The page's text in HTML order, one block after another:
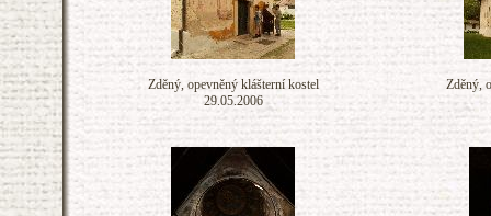
Zděný, opevněný klášterní kostel
29.05.2006
Zděný,